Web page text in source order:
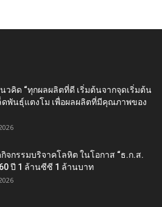
วคิด “ทุกผลผลิตที่ดี เริ่มต้นจากจุดเริ่มต้น
ดพันธุ์แตงโม เพื่อผลผลิตที่มีคุณภาพของ
จกรรมบริจาคโลหิต ในโอกาส “ธ.ก.ส.
ปี 1 ล้านซีซี 1 ล้านบาท